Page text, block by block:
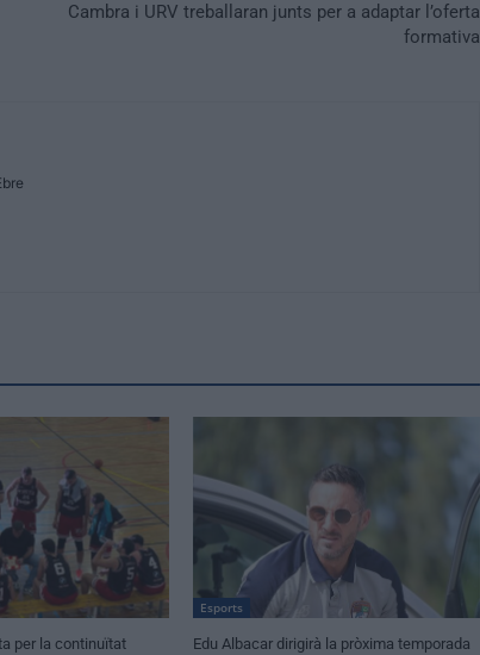
Cambra i URV treballaran junts per a adaptar l’oferta
formativa
per la continuïtat
Esports
Edu Albacar dirigirà la pròxima temporada